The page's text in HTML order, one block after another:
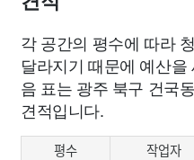
각 공간의 평수에 따라
달라지기 때문에 예산
음 표는 광주 북구 건국
견적입니다.
평수 작업자